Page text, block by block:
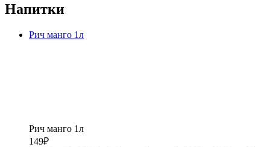
Напитки
Рич манго 1л
Рич манго 1л
149₽